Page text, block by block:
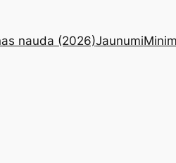
nauda (2026)Jaunumi